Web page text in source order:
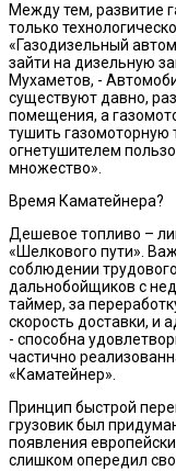
Между тем, развитие
только
«Газодизельный
зайти на дизельную
Мухаметов, -
существуют давно,
помещения, а
тушить газомоторную
огнетушителем
множество».
Время Каматейнера?
Дешевое топливо –
«Шелкового пути».
соблюдении
дальнобойщиков с
таймер, за
скорость доставки, и
- способна
частично
«Каматейнер».
Принцип быстрой
грузовик был
появления
слишком опередил